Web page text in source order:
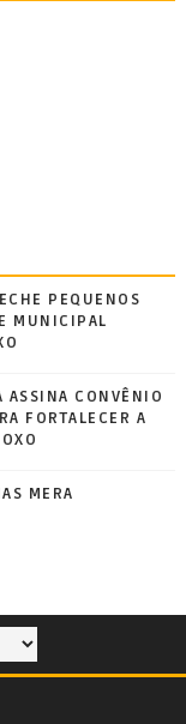
PEQUENOS
MUNICIPAL
ASSINA CONVÊNIO
FORTALECER A
MERA